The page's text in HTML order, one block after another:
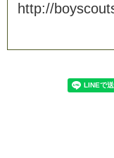
http://boyscout